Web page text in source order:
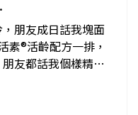
朋友成日話我塊面
素®活齡配方一排，
友都話我個樣精神
好似幾好，會kee